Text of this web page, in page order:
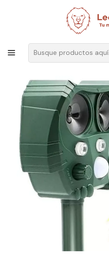
Envíos GRATIS
Terraza y Outdoor
Disuasorio Ultrasónico Espanta